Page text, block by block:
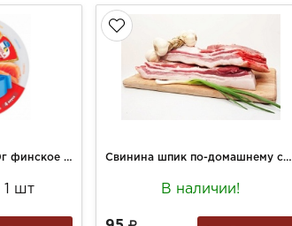
Сыр плавл Виола 130г финское избранное ассорти 45% круг
1 шт
Свинина шпик по-домашнему с/с охл. вес.
В наличии!